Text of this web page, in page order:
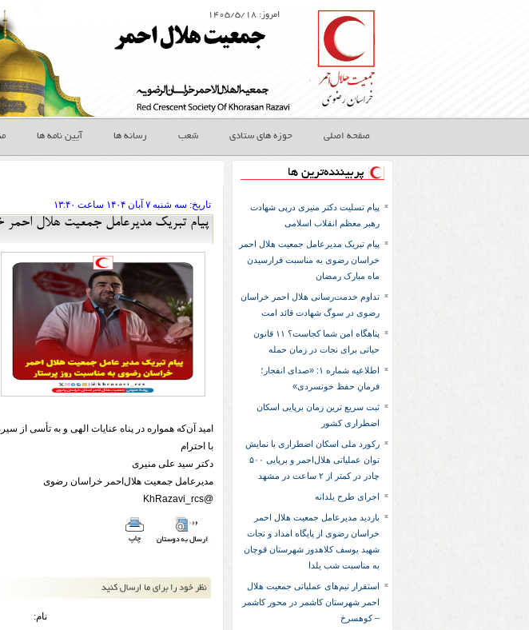
امروز: ۱۴۰۵/۵/۱۸
صفحه اصلی حوزه های ستادی شعب رسانه ها آیین نامه ها
پربیننده‌ترین ها
پیام تسلیت دکتر منیری درپی شهادت
رهبر معظم انقلاب اسلامی
پیام تبریک مدیرعامل جمعیت هلال احمر
خراسان رضوی به مناسبت فرارسیدن
ماه مبارک رمضان
تداوم خدمت‌رسانی هلال احمر خراسان
رضوی در سوگ شهادت قائد امت
پناهگاه امن شما کجاست؟ ۱۱ قانون
حیاتی برای نجات در زمان حمله
اطلاعیه شماره ۱: «صدای انفجار؛
فرمانِ حفظ خونسردی»
ثبت سریع‌ ترین زمان برپایی اسکان
اضطراری کشور
رکورد ملی اسکان اضطراری با نمایش
توان عملیاتی هلال‌احمر و برپایی ۵۰۰
چادر در کمتر از ۲ ساعت در مشهد
اجرای طرح یلدانه
بازدید مدیرعامل جمعیت هلال احمر
خراسان رضوی از پایگاه امداد و نجات
شهید یوسف کلاهدوز شهرستان قوچان
به مناسبت شب یلدا
استقرار تیم‌های عملیاتی جمعیت هلال
احمر شهرستان کاشمر در محور کاشمر
– کوهسرخ
تاريخ: ۱۴۰۴ سه شنبه ۷ آبان ساعت ۱۳:۴۰
پیام تبریک مدیرعامل جمعیت هلال احمر
امید آن‌که همواره در پناه عنایات الهی و به تأسی
با احترام
دکتر سید علی منیری
مدیرعامل جمعیت هلال‌احمر خراسان رضوی
@KhRazavi_rcs
نام: